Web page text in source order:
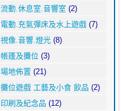
流動.休息室.音響室 (2)
電動.充氣彈床及水上遊戲 (7)
視像.音響.燈光 (8)
帳篷及攤位 (3)
場地佈置 (21)
攤位遊戲 工藝及小食 飲品 (2)
印刷及紀念品 (12)